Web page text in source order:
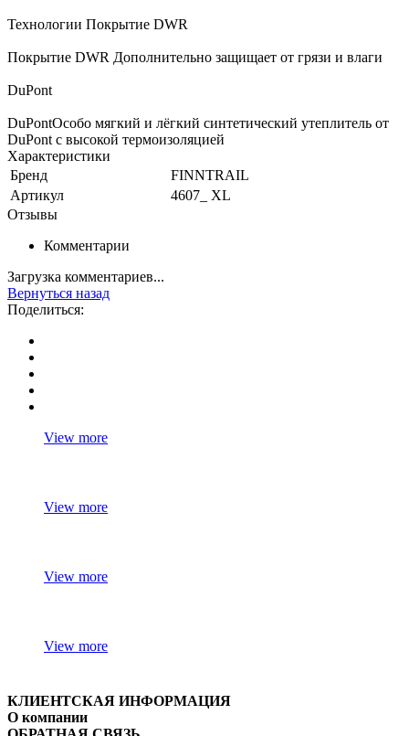
Технологии Покрытие DWR
Покрытие DWR Дополнительно защищает от грязи и влаги
DuPont
DuPontОсобо мягкий и лёгкий синтетический утеплитель от
DuPont с высокой термоизоляцией
Характеристики
Бренд
FINNTRAIL
Артикул
4607_ XL
Отзывы
Комментарии
Загрузка комментариев...
Вернуться назад
Поделиться:
View more
View more
View more
View more
КЛИЕНТСКАЯ ИНФОРМАЦИЯ
О компании